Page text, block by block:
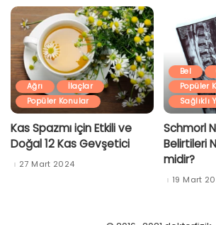
Ağrı
İlaçlar
Popüler Konular
Kas Spazmı için Etkili ve
Doğal 12 Kas Gevşetici
27 Mart 2024
Bel
Popüler
Sağlıklı
Schmorl
Belirtileri
midir?
19 Mart